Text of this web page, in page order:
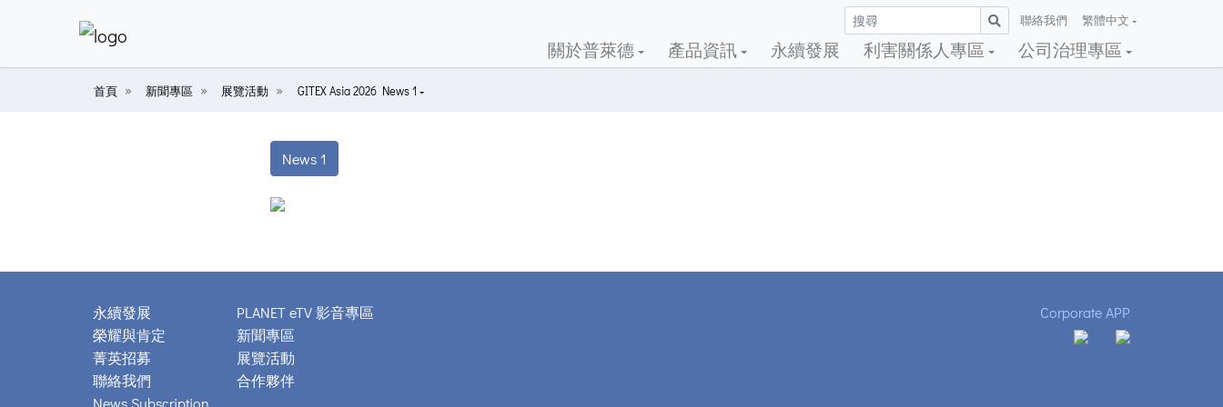
聯絡我們 繁體中文
關於普萊德 產品資訊 永續發展 利害關係人專區 公司治理專區
首頁 新聞專區 展覽活動 GITEX Asia 2026 News 1
News 1
永續發展
榮耀與肯定
菁英招募
聯絡我們
News Subscription
PLANET eTV 影音專區
新聞專區
展覽活動
合作夥伴
Corporate APP